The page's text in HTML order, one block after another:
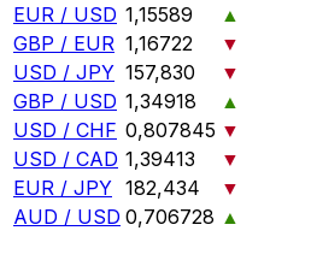
EUR / USD 1,15589
▲
GBP / EUR 1,16722
▼
USD / JPY 157,830
▼
GBP / USD 1,34918
▲
USD / CHF 0,807845 ▼
USD / CAD 1,39413
▼
EUR / JPY 182,434
▼
AUD / USD 0,706728 ▲